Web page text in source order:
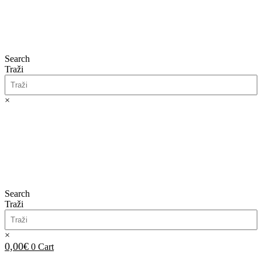
Search
Traži
×
Search
Traži
×
0,00€ 0 Cart